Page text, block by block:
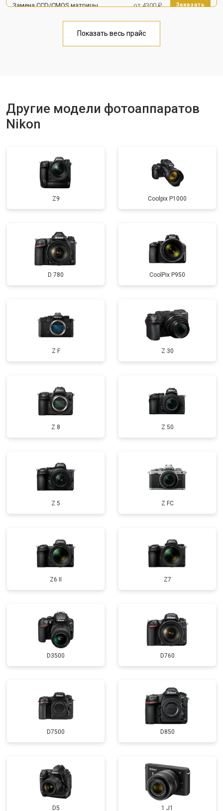
Замена CCD/CMOS матрицы от 4300 ₽ Заказать
Чистка матрицы от 3100 ₽
Показать весь прайс
Другие модели фотоаппаратов
Nikon
Z9 Coolpix P1000
D 780 CoolPix P950
Z F Z 30
Z 8 Z 50
Z 5 Z FC
Z6 II Z7
D3500 D760
D7500 D850
D5 1 J1